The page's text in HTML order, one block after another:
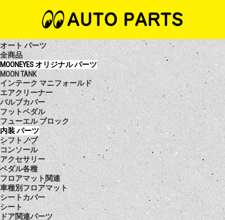
オート パーツ
全商品
MOONEYES オリジナル パーツ
MOON TANK
インテーク マニフォールド
エアクリーナー
バルブカバー
フットペダル
フューエル ブロック
内装 パーツ
シフトノブ
コンソール
アクセサリー
ペダル各種
フロアマット関連
車種別フロアマット
シートカバー
シート
ドア関連パーツ